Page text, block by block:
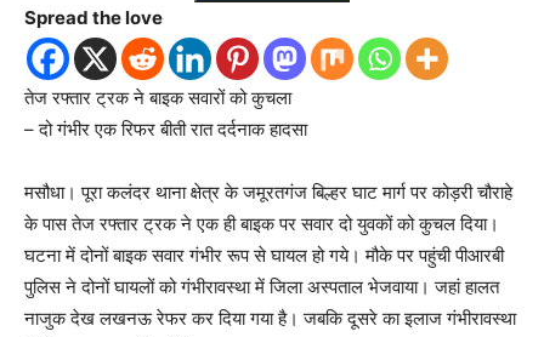
Spread the love
तेज रफ्तार ट्रक ने बाइक सवारों को कुचला
– दो गंभीर एक रिफर बीती रात दर्दनाक हादसा
मसौधा। पूरा कलंदर थाना क्षेत्र के जमूरतगंज बिल्हर घाट मार्ग पर कोड़री चौराहे
के पास तेज रफ्तार ट्रक ने एक ही बाइक पर सवार दो युवकों को कुचल दिया।
घटना में दोनों बाइक सवार गंभीर रूप से घायल हो गये। मौके पर पहुंची पीआरबी
पुलिस ने दोनों घायलों को गंभीरावस्था में जिला अस्पताल भेजवाया। जहां हालत
नाजुक देख लखनऊ रेफर कर दिया गया है। जबकि दूसरे का इलाज गंभीरावस्था